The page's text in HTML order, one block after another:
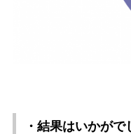
・結果はいかがで